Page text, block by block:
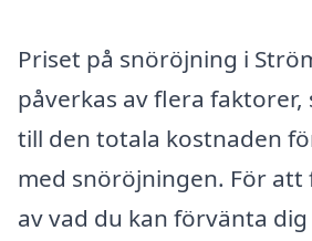
Priset på snöröjning i
påverkas av flera
till den totala kostnaden
med snöröjningen. För att
av vad du kan förvänta